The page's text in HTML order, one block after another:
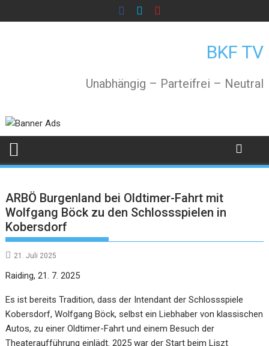
to
BKF TV
Unabhängig – Parteifrei – Neutral
ARBÖ Burgenland bei Oldtimer-Fahrt mit
Wolfgang Böck zu den Schlossspielen in
Kobersdorf
21. Juli 2025
Raiding, 21. 7. 2025
Es ist bereits Tradition, dass der Intendant der Schlossspiele
Kobersdorf, Wolfgang Böck, selbst ein Liebhaber von klassischen
Autos, zu einer Oldtimer-Fahrt und einem Besuch der
Theateraufführung einlädt. 2025 war der Start beim Liszt